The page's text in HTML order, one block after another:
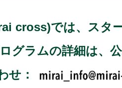
cross)では、スタ
グラムの詳細は、
せ：